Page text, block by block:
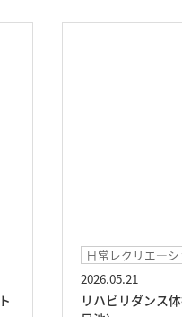
日常レクリエ―シ
2026.05.21
リハビリダンス